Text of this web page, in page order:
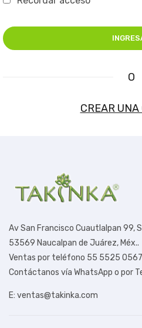
O
CREAR
Av San Francisco Cuautlalpan 99,
53569 Naucalpan de Juárez, Méx..
Ventas por teléfono 55 5525 0567
Contáctanos vía WhatsApp o por
E: ventas@takinka.com